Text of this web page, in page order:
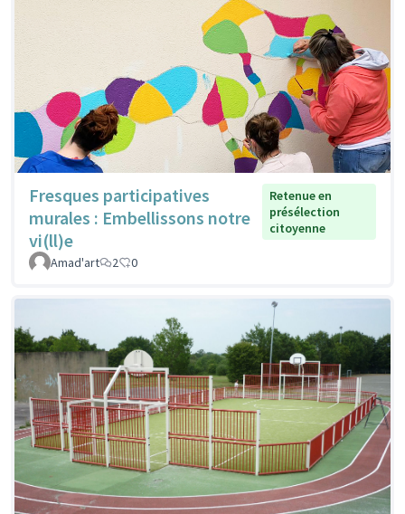
Fresques participatives
murales : Embellissons notre
vi(ll)e
Retenue en
présélection
citoyenne
Amad'art 2 0